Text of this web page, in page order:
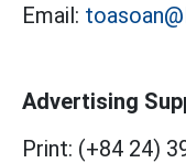
Email:
Advertising
Print: (+84 24)